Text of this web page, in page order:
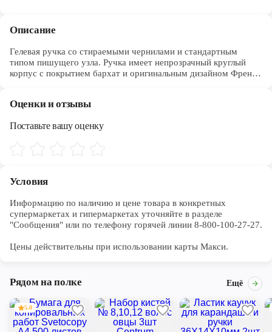
Описание
Гелевая ручка со стираемыми чернилами и стандартным
типом пишущего узла. Ручка имеет непрозрачный круглый
корпус с покрытием бархат и оригинальным дизайном Френч
мм в сочетании с гелевыми быстросохнущими чернилами
непрерывной линии составляет 200 м при толщине 0.4 мм.
стирай.
Оценки и отзывы
Поставьте вашу оценку
Условия
Информацию по наличию и цене товара в конкретных
супермаркетах и гипермаркетах уточняйте в разделе
"Сообщения" или по телефону горячей линии 8-800-100-27-27.
Цены действительны при использовании карты Макси.
Рядом на полке Ещё
5.0